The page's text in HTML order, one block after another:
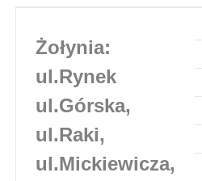
Żołynia:
ul.Rynek
ul.Górska,
ul.Raki,
ul.Mickiewicza,